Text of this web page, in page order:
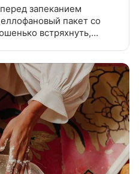
запеканием
пакет со
встряхнуть,